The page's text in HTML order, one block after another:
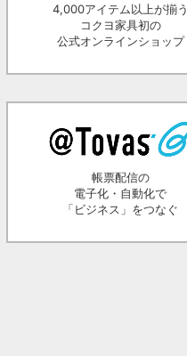
4,000アイテム以上が揃う
コクヨ家具初の
公式オンラインショップ
帳票配信の
電子化・自動化で
「ビジネス」をつなぐ